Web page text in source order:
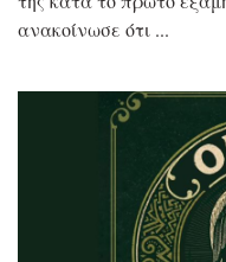
ανακοίνωσε ότι